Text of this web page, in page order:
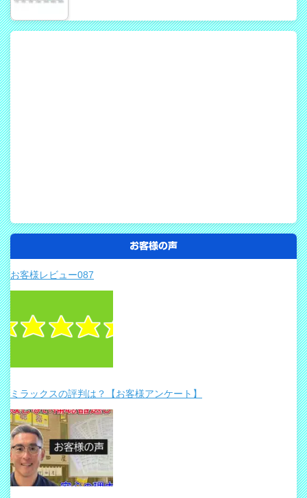
お客様の声
お客様レビュー087
ミラックスの評判は？【お客様アンケート】